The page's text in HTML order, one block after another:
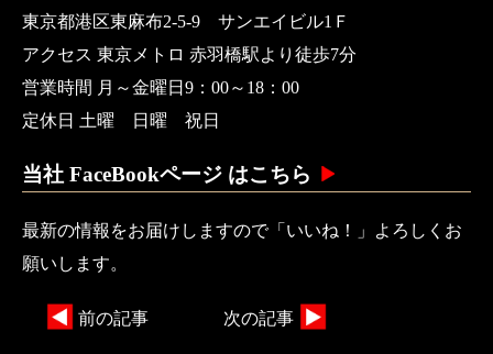
東京都港区東麻布2-5-9 サンエイビル1Ｆ
アクセス 東京メトロ 赤羽橋駅より徒歩7分
営業時間 月～金曜日9：00～18：00
定休日 土曜 日曜 祝日
当社 FaceBookページ はこちら
最新の情報をお届けしますので「いいね！」よろしくお
願いします。
前の記事 次の記事